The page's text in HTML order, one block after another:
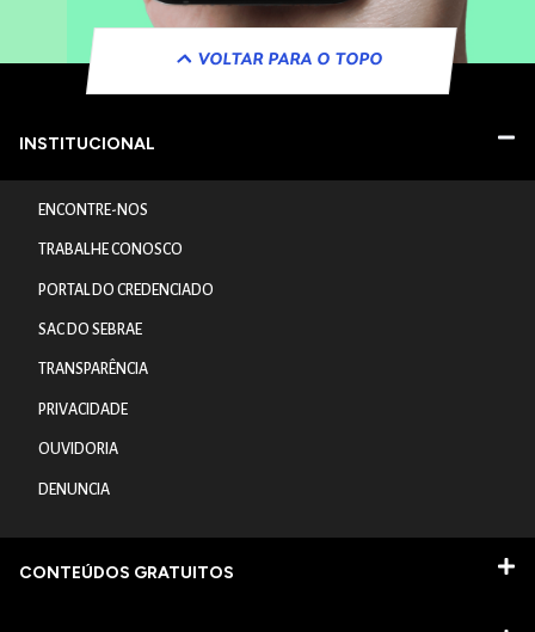
VOLTAR PARA O TOPO
INSTITUCIONAL
ENCONTRE-NOS
TRABALHE CONOSCO
PORTAL DO CREDENCIADO
SAC DO SEBRAE
TRANSPARÊNCIA
PRIVACIDADE
OUVIDORIA
DENUNCIA
CONTEÚDOS GRATUITOS